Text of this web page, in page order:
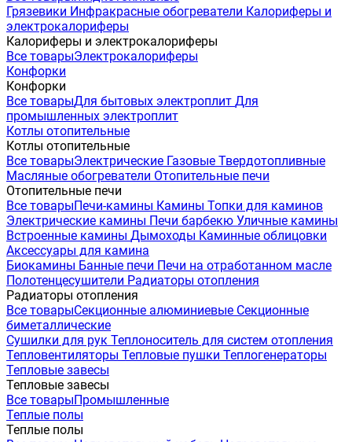
Грязевики Инфракрасные обогреватели Калориферы и
электрокалориферы
Калориферы и электрокалориферы
Все товарыЭлектрокалориферы
Конфорки
Конфорки
Все товарыДля бытовых электроплит Для
промышленных электроплит
Котлы отопительные
Котлы отопительные
Все товарыЭлектрические Газовые Твердотопливные
Масляные обогреватели Отопительные печи
Отопительные печи
Все товарыПечи-камины Камины Топки для каминов
Электрические камины Печи барбекю Уличные камины
Встроенные камины Дымоходы Каминные облицовки
Аксессуары для камина
Биокамины Банные печи Печи на отработанном масле
Полотенцесушители Радиаторы отопления
Радиаторы отопления
Все товарыСекционные алюминиевые Секционные
биметаллические
Сушилки для рук Теплоноситель для систем отопления
Тепловентиляторы Тепловые пушки Теплогенераторы
Тепловые завесы
Тепловые завесы
Все товарыПромышленные
Теплые полы
Теплые полы